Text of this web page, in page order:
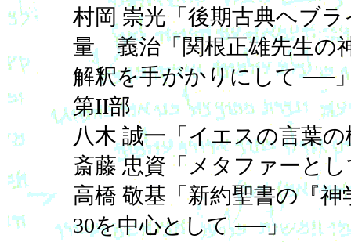
村岡 崇光「後期古典ヘブ
量 義治「関根正雄先生の
解釈を手がかりにして ──
第II部
八木 誠一「イエスの言葉
斎藤 忠資「メタファーと
高橋 敬基「新約聖書の『
30を中心として ──」